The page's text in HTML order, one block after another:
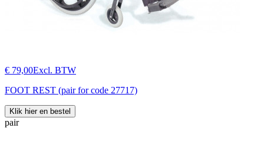
€ 79,00Excl. BTW
FOOT REST (pair for code 27717)
Klik hier en bestel
pair